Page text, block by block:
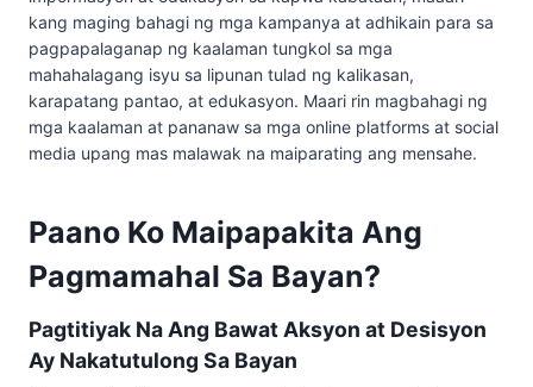
kang maging bahagi ng mga kampanya at adhikain para sa
pagpapalaganap ng kaalaman tungkol sa mga
mahahalagang isyu sa lipunan tulad ng kalikasan,
karapatang pantao, at edukasyon. Maari rin magbahagi ng
mga kaalaman at pananaw sa mga online platforms at social
media upang mas malawak na maiparating ang mensahe.
Paano Ko Maipapakita Ang
Pagmamahal Sa Bayan?
Pagtitiyak Na Ang Bawat Aksyon at Desisyon
Ay Nakatutulong Sa Bayan